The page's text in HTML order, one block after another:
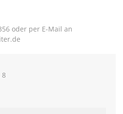
oder per E-Mail an
8